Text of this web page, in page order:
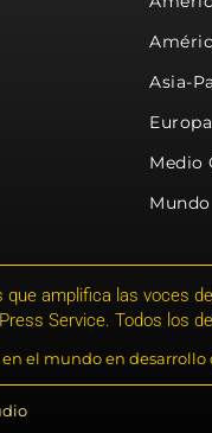
Asia-
Europa
Medio
Mundo
amplifica las voces
Service. Todos los
el mundo en desarrollo